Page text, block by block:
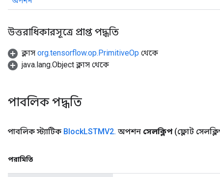
উত্তরাধিকারসূত্রে প্রাপ্ত পদ্ধতি
ক্লাস org.tensorflow.op.PrimitiveOp থেকে
java.lang.Object ক্লাস থেকে
পাবলিক পদ্ধতি
পাবলিক স্ট্যাটিক BlockLSTMV2. অপশন সেলক্লিপ (ফ্লোট
পরামিতি